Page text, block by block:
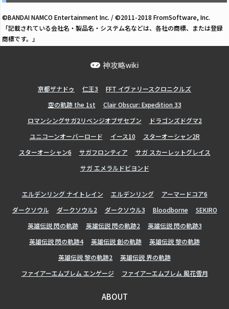
©BANDAI NAMCO Entertainment Inc. / ©2011-2018 FromSoftware, Inc.
「記載されている会社名・製品名・システム名などは、各社の商標、または登録
商標です。」
神攻略wiki
亰都ザナドゥ 仁王3
FFT イヴァリースクロニクルズ
空の軌跡 the 1st
Clair Obscur: Expedition 33
ロマンシングサガ2リベンジオブザセブン
ドラゴンズドグマ2
ユニコーンオーバーロード
イース10
スターオーシャン2R
スターオーシャン6
サガフロンティア
サガ スカーレットグレイス
サガ エメラルドビヨンド
エルデンリング ナイトレイン エルデンリング
アーマードコア6
ダークソウル
ダークソウル2 ダークソウル3 Bloodborne
SEKIRO
英雄伝説 閃の軌跡
英雄伝説 閃の軌跡2
英雄伝説 閃の軌跡3
英雄伝説 閃の軌跡4
英雄伝説 創の軌跡
英雄伝説 黎の軌跡
英雄伝説 黎の軌跡2
英雄伝説 界の軌跡
ファイアーエムブレム エンゲージ
ファイアーエムブレム 風花雪月
ABOUT